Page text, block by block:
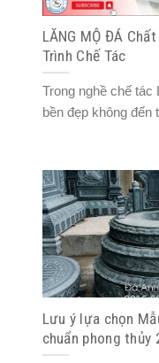
LĂNG MỘ ĐÁ
Trình Chế Tác
Trong nghề chế
bền đẹp không đến
Lưu ý lựa chọn
chuẩn phong thủy